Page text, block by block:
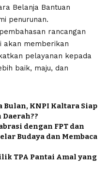
Belanja Bantuan
penurunan.
rancangan
akan memberikan
pelayanan kepada
baik, maju, dan
Bulan, KNPI Kaltara Siap
dengan FPT dan
Budaya dan Membaca
TPA Pantai Amal yang